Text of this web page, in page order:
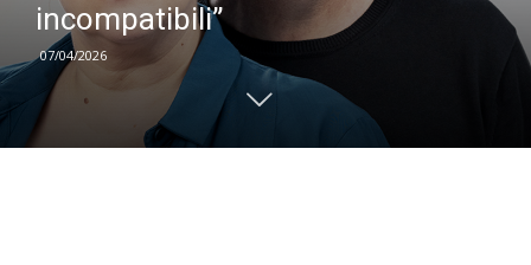
incompatibili”
07/04/2026